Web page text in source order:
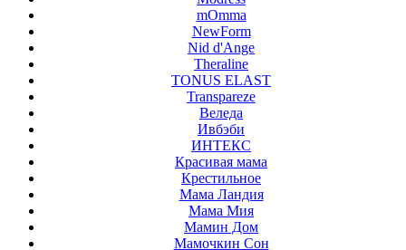
mOmma
NewForm
Nid d'Ange
Theraline
TONUS ELAST
Transpareze
Веледа
Ивбэби
ИНТЕКС
Красивая мама
Крестильное
Мама Ландия
Мама Мия
Мамин Дом
Мамочкин Сон